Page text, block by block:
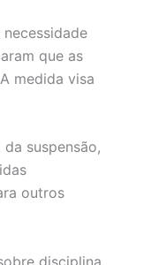
que as
medida visa
suspensão,
outros
disciplina